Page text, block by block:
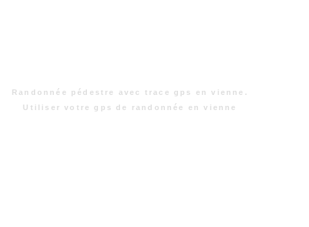
Randonnée pédestre avec trace gps en vienne.
Utiliser votre gps de randonnée en vienne